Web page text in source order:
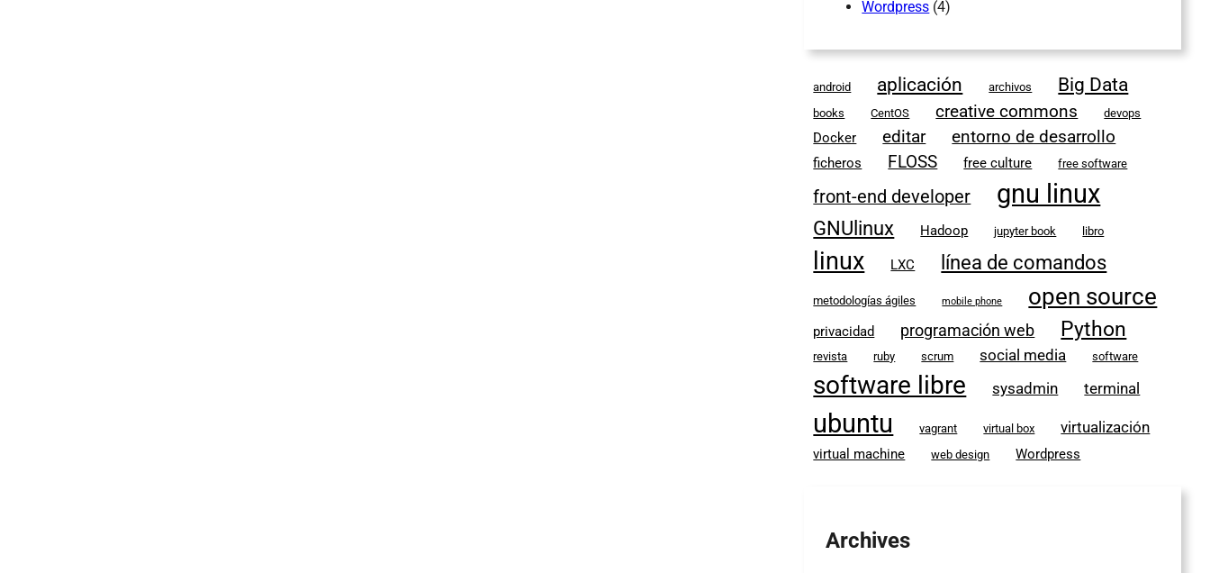
Wordpress (4)
android aplicación archivos Big Data
books CentOS creative commons devops
Docker editar entorno de desarrollo
ficheros FLOSS free culture free software
front-end developer gnu linux
GNUlinux Hadoop jupyter book libro
linux LXC línea de comandos
metodologías ágiles mobile phone open source
privacidad programación web Python
revista ruby scrum social media software
software libre sysadmin terminal
ubuntu vagrant virtual box virtualización
virtual machine web design Wordpress
Archives